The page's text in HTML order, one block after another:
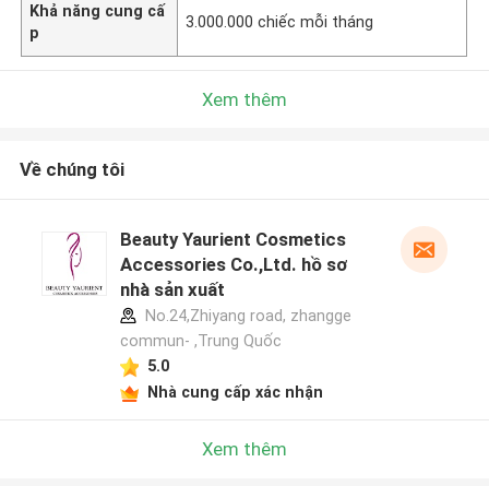
Khả năng cung cấ
p
3.000.000 chiếc mỗi tháng
Xem thêm
Về chúng tôi
Beauty Yaurient Cosmetics
Accessories Co.,Ltd. hồ sơ
nhà sản xuất
No.24,Zhiyang road, zhangge
commun- ,Trung Quốc
5.0
Nhà cung cấp xác nhận
Xem thêm